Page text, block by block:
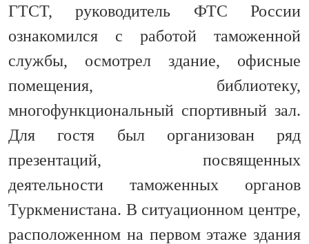
ГТСТ, руководитель ФТС России
ознакомился с работой таможенной
службы, осмотрел здание, офисные
помещения, библиотеку,
многофункциональный спортивный зал.
Для гостя был организован ряд
презентаций, посвященных
деятельности таможенных органов
Туркменистана. В ситуационном центре,
расположенном на первом этаже здания